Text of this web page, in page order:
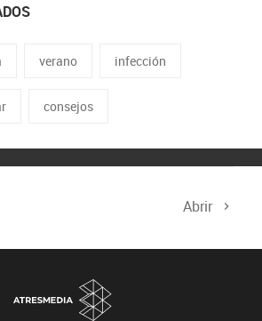
verano infección
consejos
Abrir